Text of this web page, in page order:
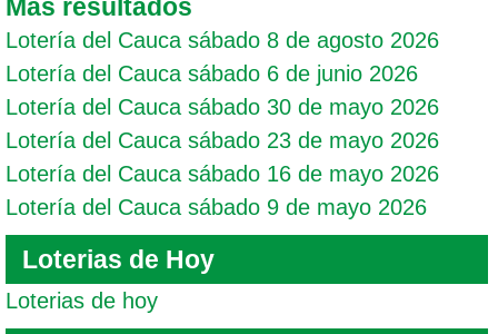
Mas resultados
Lotería del Cauca sábado 8 de agosto 2026
Lotería del Cauca sábado 6 de junio 2026
Lotería del Cauca sábado 30 de mayo 2026
Lotería del Cauca sábado 23 de mayo 2026
Lotería del Cauca sábado 16 de mayo 2026
Lotería del Cauca sábado 9 de mayo 2026
Loterias de Hoy
Loterias de hoy